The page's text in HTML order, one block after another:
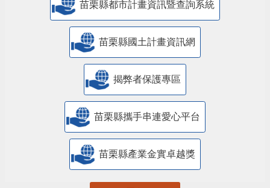
苗栗縣都市計畫資訊暨查詢系統
苗栗縣國土計畫資訊網
揭弊者保護專區
苗栗縣攜手串連愛心平台
苗栗縣產業金實卓越獎